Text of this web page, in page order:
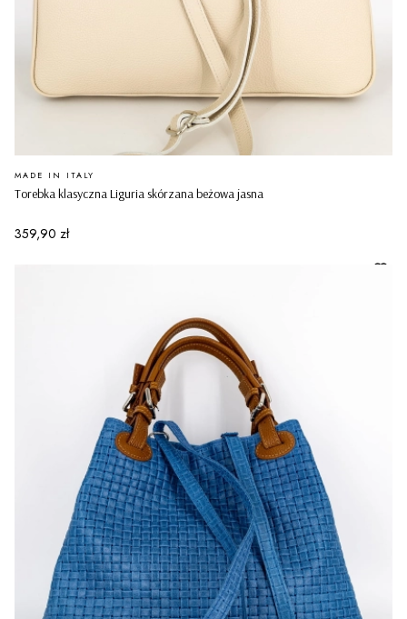
Torebka klasyczna Liguria skórzana beżowa jasna
PRODUCENT
MADE IN ITALY
Cena
359,90 zł